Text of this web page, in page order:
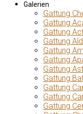
Galerien
Gattung
Gattung
Gattung
Gattung
Gattung
Gattung
Gattung
Gattung
Gattung
Gattung
Gattung